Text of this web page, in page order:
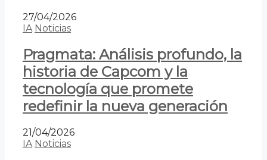
27/04/2026
IA Noticias
Pragmata: Análisis profundo, la
historia de Capcom y la
tecnología que promete
redefinir la nueva generación
21/04/2026
IA Noticias